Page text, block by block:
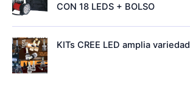
CON 18 LEDS + BOLSO
KITs CREE LED amplia variedad